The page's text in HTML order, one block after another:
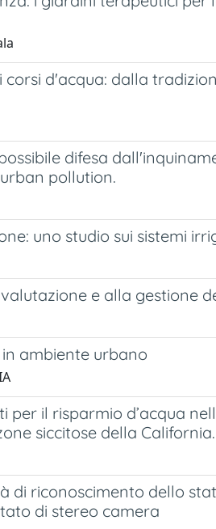
corsi d'acqua: dalla
difesa
pollution.
uno studio sui sistemi
e alla gestione
ambiente urbano
per il risparmio d’acqua
siccitose della California.
di riconoscimento dello
di stereo camera